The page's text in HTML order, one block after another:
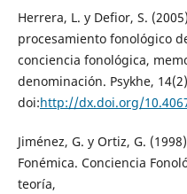
Herrera, L. y Defior, S.
procesamiento fonológico
conciencia fonológica,
denominación. Psykhe,
doi:http://dx.doi.org/
Jiménez, G. y Ortiz, G.
Fonémica. Conciencia
teoría,